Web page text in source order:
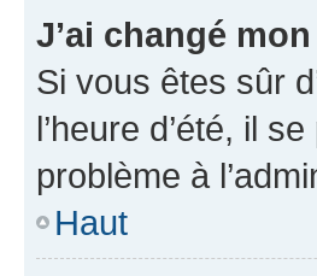
J’ai changé
Si vous êtes sûr
l’heure d’été, il
problème à
Haut